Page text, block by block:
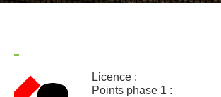
Licence :
Points phase 1 :